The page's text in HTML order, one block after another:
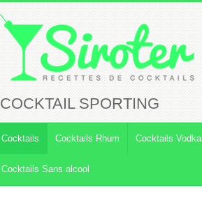
COCKTAIL SPORTING
Cocktails Cocktails Rhum Cocktails Vodka
Cocktails Sans alcool